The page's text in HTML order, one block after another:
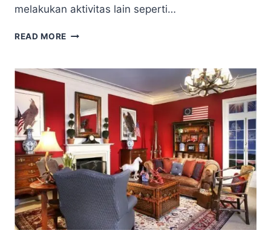
melakukan aktivitas lain seperti…
READ MORE HIASAN
COCOK
UNTUK
SUASANA
KAMAR
LEBIH
HIDUP